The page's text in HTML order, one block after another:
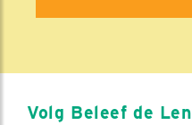
Volg Beleef de